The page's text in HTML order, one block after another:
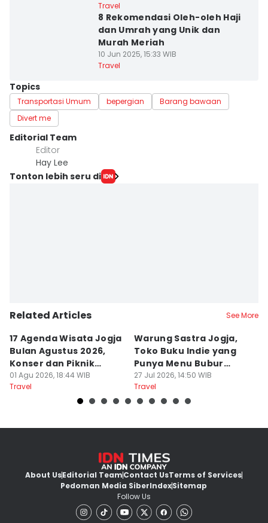
Travel
8 Rekomendasi Oleh-oleh Haji
dan Umrah yang Unik dan
Murah Meriah
10 Jun 2025, 15:33 WIB
Travel
Topics
Transportasi Umum bepergian
Barang bawaan
Divert me
Editorial Team
Editor
Hay Lee
Tonton lebih seru di
Related Articles See More
17 Agenda Wisata Jogja
Bulan Agustus 2026,
Konser dan Piknik
Literasi
01 Agu 2026, 18:44 WIB
Travel
Warung Sastra Jogja,
Toko Buku Indie yang
Punya Menu Bubur
Manado
27 Jul 2026, 14:50 WIB
Travel
About UsEditorial TeamContact UsTerms of Services
Pedoman Media SiberIndexSitemap
Follow Us